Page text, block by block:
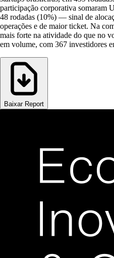
participação corporativa somaram
48 rodadas (10%) — sinal de
operações e de maior ticket. Na
mais forte na atividade do que no
em volume, com 367 investidores
Baixar Report